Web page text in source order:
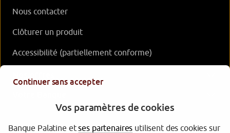
Nous contacter
Clôturer un produit
Accessibilité (partiellement conforme)
Continuer sans accepter
Vos paramètres de cookies
Banque Palatine etses partenaires utilisent des cookies sur